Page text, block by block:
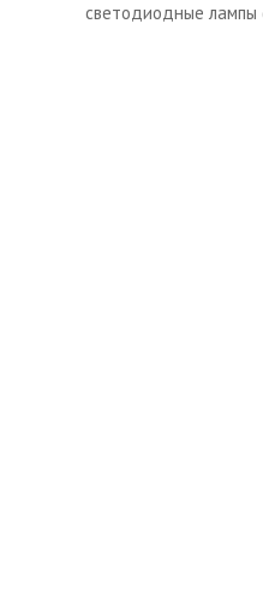
светодиодные лампы